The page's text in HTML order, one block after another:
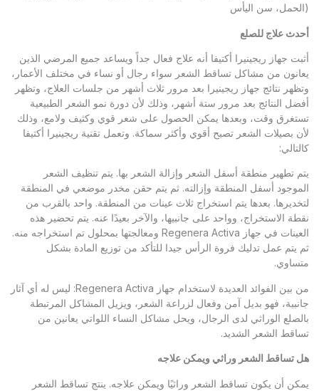
سن اليأس
علاج للصلع
جهاز ريجينيرا أكتيفا أنه علاج فعال جداً ويساعد جميع المرضي الذين
من مشاكل تساقط الشعر سواء رجال أو نساء في مختلف الأعمار،
نتائج جهاز ريجينيرا بعد مرور ثلاث أشهر من جلسات العلاج، وتظهر
النتائج بعد مرور ستة أشهر، وذلك لأن دورة نمو الشعر الطبيعية
وقت، وبعدها يمكن الحصول على شعر قوي وكثيف ولامع، وذلك
بصيلات الشعر تصبح أقوي وأكثر سماكة. وتعمل تقنية ريجينيرا أكتيفا
تطهير منطقة أسفل الشعر وإزالة الشعر بها. يتم تنظيف الشعر
أسفل المنطقة وإزالته. ثم يتم حقن مخدر موضعي في المنطقة
بعدها يتم استخراج ثلاث عينات من المنطقة. واحد بالقرب من
الاستخراج، وواحد على جانبيها، والآخر بعيدًا عنه. يتم تحضير هذه
العينات في جهاز Regenera Activa ومعالجتها بمحلول تم استخراجه منه.
يتم عمل تدليك فروة الرأس جيدا للتأكد من توزيع المادة بشكل
من بين الفوائد العديدة لاستخدام جهاز Regenera Activa: ليس له أي آثار
فهو بديل آمن وفعال لزراعة الشعر، ويزيل المشاكل المرتبطة
الوراثي لدى الرجال، ويحل مشاكل النساء اللواتي يعانين من
الشعر الشديد.
تساقط الشعر وراثي ويمكن علاجه
أن يكون تساقط الشعر وراثيًا ويمكن علاجه. ينتج تساقط الشعر